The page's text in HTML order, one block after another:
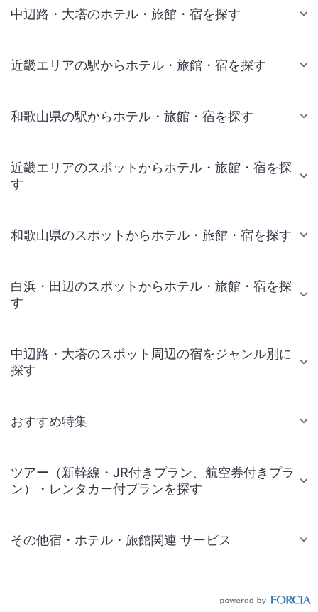
中辺路・大塔のホテル・旅館・宿を探す
近畿エリアの駅からホテル・旅館・宿を探す
和歌山県の駅からホテル・旅館・宿を探す
近畿エリアのスポットからホテル・旅館・宿を探
す
和歌山県のスポットからホテル・旅館・宿を探す
白浜・田辺のスポットからホテル・旅館・宿を探
す
中辺路・大塔のスポット周辺の宿をジャンル別に
探す
おすすめ特集
ツアー（新幹線・JR付きプラン、航空券付きプラ
ン）・レンタカー付プランを探す
その他宿・ホテル・旅館関連 サービス